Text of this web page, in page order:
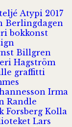
Atypi 2017
Berlingdagen
bokkonst
Billgren
Hagström
graffitti
Irma
Randle
Forsberg Kolla
Lars